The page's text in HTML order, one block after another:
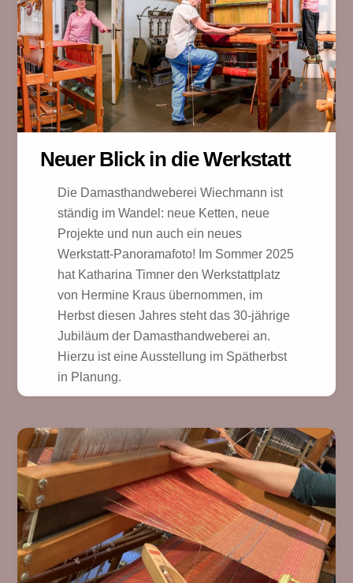
Neuer Blick in die Werkstatt
Die Damasthandweberei Wiechmann ist
ständig im Wandel: neue Ketten, neue
Projekte und nun auch ein neues
Werkstatt-Panoramafoto! Im Sommer 2025
hat Katharina Timner den Werkstattplatz
von Hermine Kraus übernommen, im
Herbst diesen Jahres steht das 30-jährige
Jubiläum der Damasthandweberei an.
Hierzu ist eine Ausstellung im Spätherbst
in Planung.